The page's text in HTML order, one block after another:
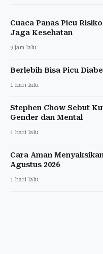
Cuaca Panas Picu
Jaga Kesehatan
9 jam lalu
Berlebih Bisa Picu
1 hari lalu
Stephen Chow Sebut
Gender dan Mental
1 hari lalu
Cara Aman
Agustus 2026
1 hari lalu